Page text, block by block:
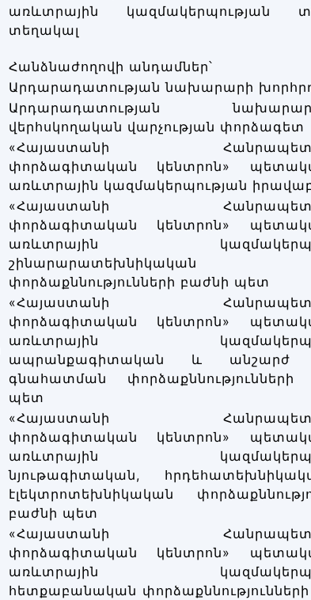
առևտրային կազմակերպության
տեղակալ
Հանձնաժողովի անդամներ՝
Արդարադատության նախարարի
Արդարադատության
վերհսկողական վարչության փորձագետ
«Հայաստանի
փորձագիտական կենտրոն»
առևտրային կազմակերպության
«Հայաստանի
փորձագիտական կենտրոն»
առևտրային
շինարարատեխնիկական
փորձաքննությունների բաժնի պետ
«Հայաստանի
փորձագիտական կենտրոն»
առևտրային
ապրանքագիտական և անշարժ
գնահատման փորձաքննությունների
պետ
«Հայաստանի
փորձագիտական կենտրոն»
առևտրային
նյութագիտական,
էլեկտրոտեխնիկական
բաժնի պետ
«Հայաստանի
փորձագիտական կենտրոն»
առևտրային
հետքաբանական